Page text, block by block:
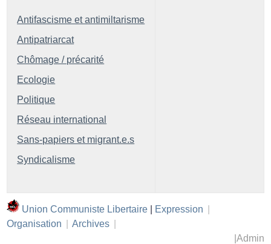
Antifascisme et antimiltarisme
Antipatriarcat
Chômage / précarité
Ecologie
Politique
Réseau international
Sans-papiers et migrant.e.s
Syndicalisme
Union Communiste Libertaire Expression
Organisation
Archives
Admin